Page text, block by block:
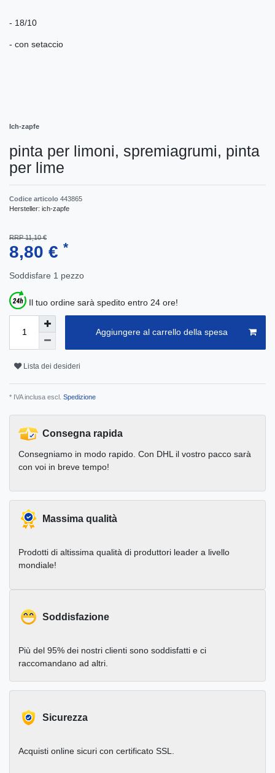
- 18/10
- con setaccio
Ich-zapfe
pinta per limoni, spremiagrumi, pinta
per lime
Codice articolo 443865
Hersteller: ich-zapfe
RRP 11,10 €
8,80 € *
Soddisfare 1 pezzo
Il tuo ordine sarà spedito entro 24 ore!
Aggiungere al carrello della spesa
Lista dei desideri
* IVA inclusa escl. Spedizione
Consegna rapida
Consegniamo in modo rapido. Con DHL il vostro pacco sarà
con voi in breve tempo!
Massima qualità
Prodotti di altissima qualità di produttori leader a livello
mondiale!
Soddisfazione
Più del 95% dei nostri clienti sono soddisfatti e ci
raccomandano ad altri.
Sicurezza
Acquisti online sicuri con certificato SSL.